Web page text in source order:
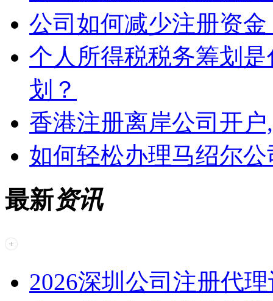
公司如何减少注册资
个人所得税税务筹划
划？
香港注册离岸公司开
如何轻松办理马绍尔
最新资讯
2026深圳公司注册代